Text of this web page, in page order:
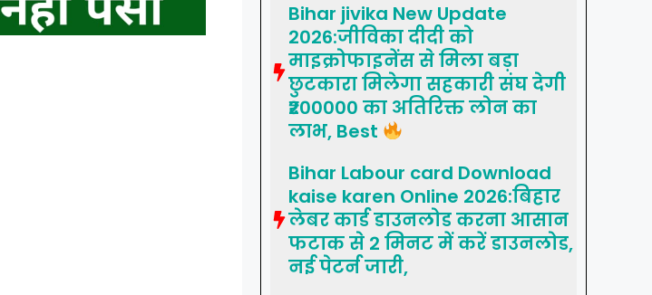
Bihar jivika New Update
2026:जीविका दीदी को
माइक्रोफाइनेंस से मिला बड़ा
छुटकारा मिलेगा सहकारी संघ देगी
₹200000 का अतिरिक्त लोन का
लाभ, Best
Bihar Labour card Download
kaise karen Online 2026:बिहार
लेबर कार्ड डाउनलोड करना आसान
फटाक से 2 मिनट में करें डाउनलोड,
नई पेटर्न जारी,